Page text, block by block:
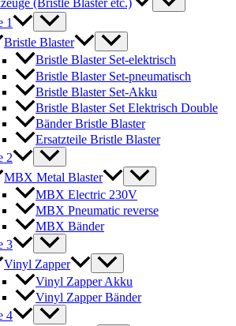
(Bristle Blaster etc.)
1
Bristle Blaster
Bristle Blaster Set-elektrisch
Bristle Blaster Set-pneumatisch
Bristle Blaster Set-Akku
Bristle Blaster Set Elektrisch Double
Bänder Bristle Blaster
Ersatzteile Bristle Blaster
2
MBX Metal Blaster
MBX Electric 230V
MBX Pneumatic reverse
MBX Bänder
3
Vinyl Zapper
Vinyl Zapper Akku
Vinyl Zapper Bänder
4